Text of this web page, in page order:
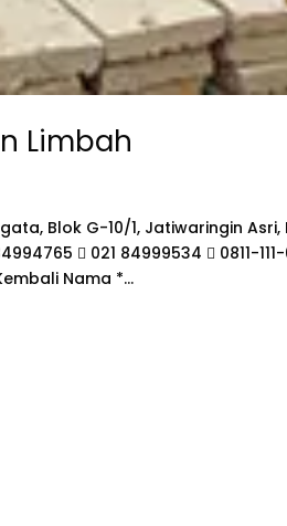
Limbah
Blok G-10/1, Jatiwaringin
 021 84999534  0811-
Nama *...